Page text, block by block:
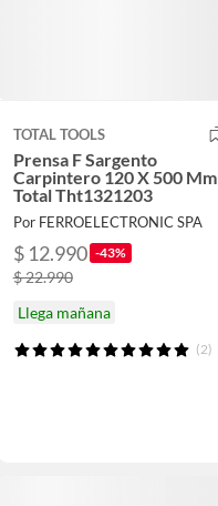
TOTAL TOOLS
Prensa F Sargento
Carpintero 120 X 500 Mm
Total Tht1321203
Por FERROELECTRONIC SPA
$ 12.990 -43%
$ 22.990
Llega mañana
(2)